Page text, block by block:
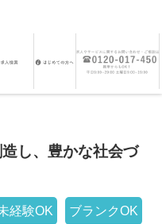
し、豊かな社会づ
経験OK ブランクOK